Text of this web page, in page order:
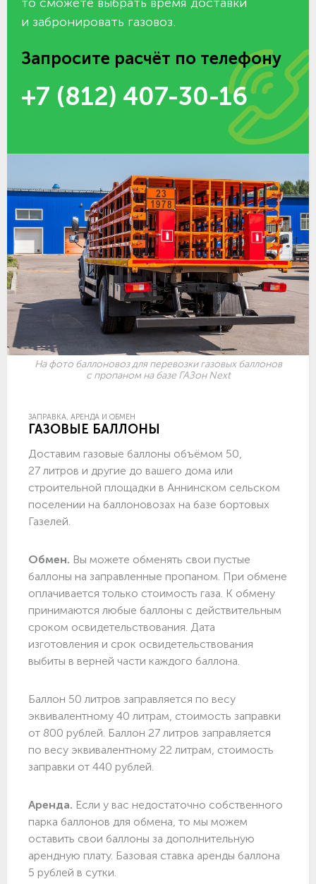
то сможете выбрать время доставки
и забронировать газовоз.
Запросите расчёт по телефону
+7 (812) 407-30-16
На фото баллоновоз для перевозки газовых баллонов
с пропаном на базе ГАЗон Next
ЗАПРАВКА, АРЕНДА И ОБМЕН
ГАЗОВЫЕ БАЛЛОНЫ
Доставим газовые баллоны объёмом 50,
27 литров и другие до вашего дома или
строительной площадки в Аннинском сельском
поселении на баллоновозах на базе бортовых
Газелей.
Обмен. Вы можете обменять свои пустые
баллоны на заправленные пропаном. При обмене
оплачивается только стоимость газа. К обмену
принимаются любые баллоны с действительным
сроком освидетельствования. Дата
изготовления и срок освидетельствования
выбиты в верней части каждого баллона.
Баллон 50 литров заправляется по весу
эквивалентному 40 литрам, стоимость заправки
от 800 рублей. Баллон 27 литров заправляется
по весу эквивалентному 22 литрам, стоимость
заправки от 440 рублей.
Аренда. Если у вас недостаточно собственного
парка баллонов для обмена, то мы можем
оставить свои баллоны за дополнительную
арендную плату. Базовая ставка аренды баллона
5 рублей в сутки.